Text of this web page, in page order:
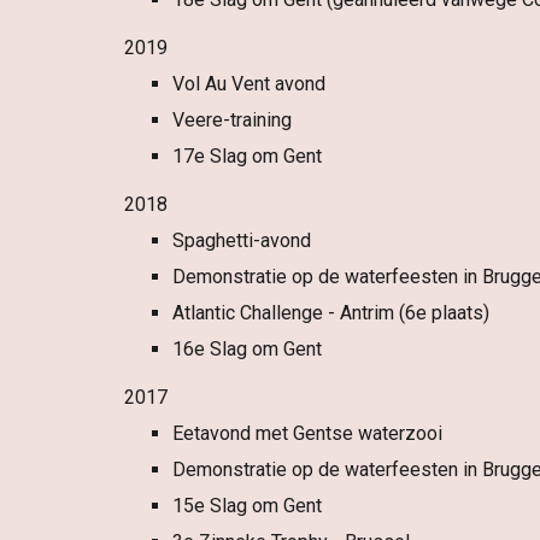
2019
Vol Au Vent avond
Veere-training
17e Slag om Gent
2018
Spaghetti-avond
Demonstratie op de waterfeesten in
Atlantic Challenge - Antrim (6e plaats)
16e Slag om Gent
2017
Eetavond met Gentse waterzooi
Demonstratie op de waterfeesten in
15e Slag om Gent